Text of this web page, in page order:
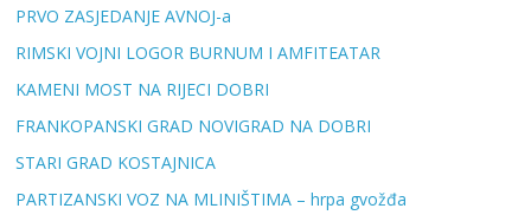
PRVO ZASJEDANJE AVNOJ-a
RIMSKI VOJNI LOGOR BURNUM I AMFITEATAR
KAMENI MOST NA RIJECI DOBRI
FRANKOPANSKI GRAD NOVIGRAD NA DOBRI
STARI GRAD KOSTAJNICA
PARTIZANSKI VOZ NA MLINIŠTIMA – hrpa gvožđa